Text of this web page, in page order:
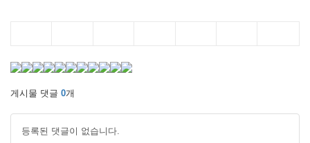
게시물 댓글 0개
등록된 댓글이 없습니다.